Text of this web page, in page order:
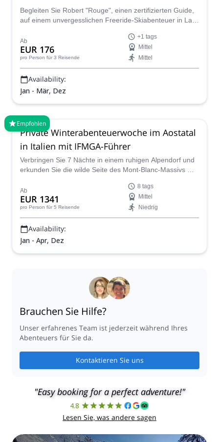
Begleiten Sie Robert "Rouge", einen zertifizierten Guide,
auf einem unvergesslichen Freeride-Skiabenteuer in La
Alpen!
Ab
EUR 176
pro Person für 3 Reisende
+1 tags
Mittel
Mittel
Availability:
Jan - Mär, Dez
Empfohlen
Private Winterabenteuerwoche im Aostatal
in Italien mit IFMGA-Führer
Verbringen Sie 7 Nächte in einem ruhigen Alpendorf und
erkunden Sie die wilde Seite des Mont-Blanc-Massivs mit
Freundesgruppen, umfasst dieser Multi-Aktivitäten-
Winterausflug Skitouren, Schneeschuhwandern, Off-
Piste-Skifahren und mehr, abgestimmt auf Ihren
Rhythmus und Ihre Vorlieben.
Ab
EUR 1341
pro Person für 5 Reisende
8 tags
Mittel
Niedrig
Availability:
Jan - Apr, Dez
Brauchen Sie Hilfe?
Unser erfahrenes Team ist jederzeit während Ihres
Abenteuers für Sie da.
Kontaktieren Sie uns
"Easy booking for a perfect adventure!"
4.8
Lesen Sie, was andere sagen